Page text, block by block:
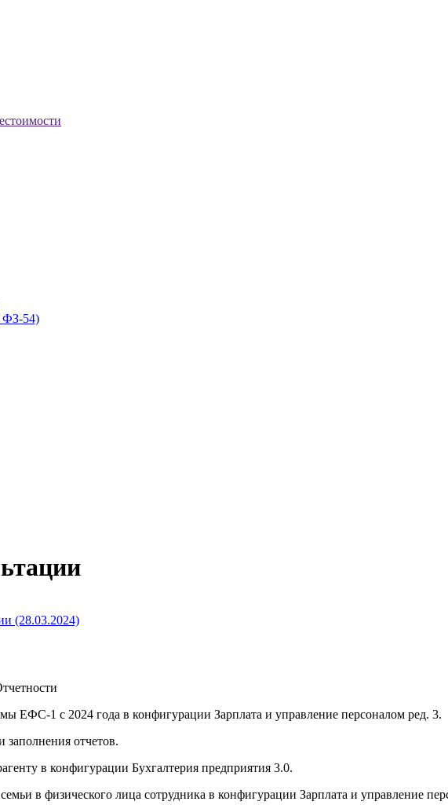
ФЗ-54)
(28.03.2024)
ЕФС-1 с 2024 года в конфигурации Зарплата и управление персоналом ред. 3.
отчетов.
в конфигурации Бухгалтерия предприятия 3.0.
в физического лица сотрудника в конфигурации Зарплата и управление